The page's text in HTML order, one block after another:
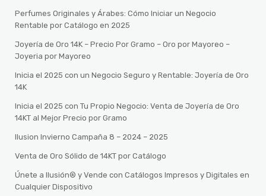
Perfumes Originales y Árabes: Cómo Iniciar un Negocio
Rentable por Catálogo en 2025
Joyería de Oro 14K – Precio Por Gramo – Oro por Mayoreo –
Joyeria por Mayoreo
Inicia el 2025 con un Negocio Seguro y Rentable: Joyería de Oro
14K
Inicia el 2025 con Tu Propio Negocio: Venta de Joyería de Oro
14KT al Mejor Precio por Gramo
Ilusion Invierno Campaña 8 – 2024 – 2025
Venta de Oro Sólido de 14KT por Catálogo
Únete a Ilusión® y Vende con Catálogos Impresos y Digitales en
Cualquier Dispositivo